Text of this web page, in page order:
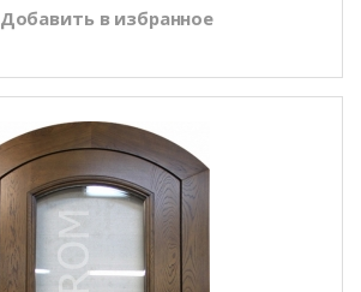
Добавить в избранное